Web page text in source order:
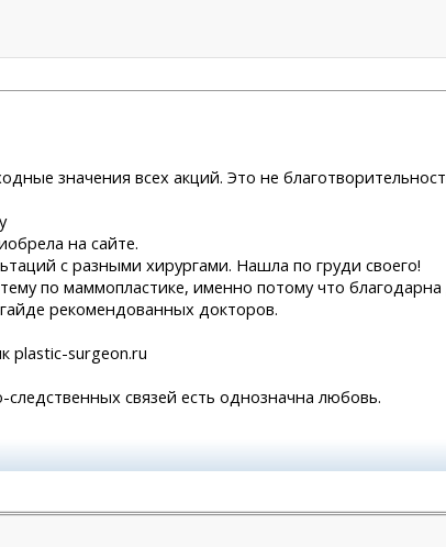
значения всех акций. Это не
на сайте.
с разными хирургами. Нашла по груди своего!
по маммопластике, именно потому что
рекомендованных докторов.
plastic-surgeon.ru
связей есть однозначна любовь.